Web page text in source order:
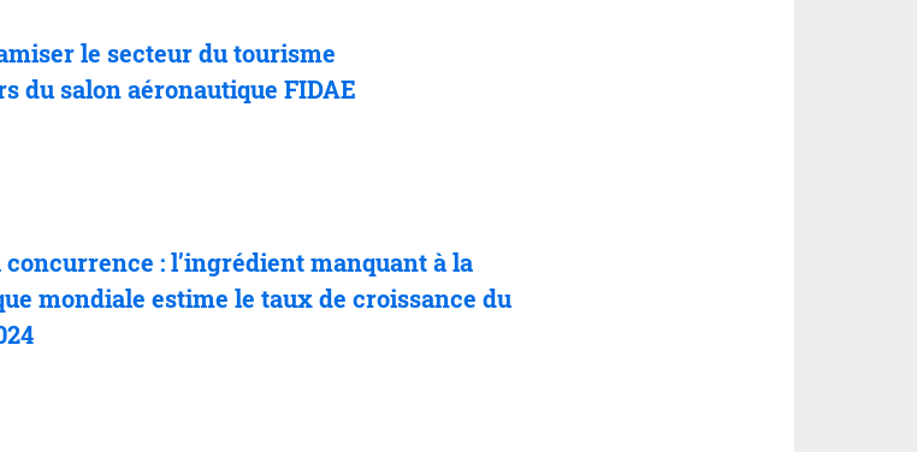
le secteur du tourisme
du salon aéronautique FIDAE
concurrence : l’ingrédient manquantàla
mondiale estime le taux de croissance du